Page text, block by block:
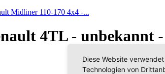
Midliner 110-170 4x4 -...
4TL - unbekannt
Diese Website
Technologien von